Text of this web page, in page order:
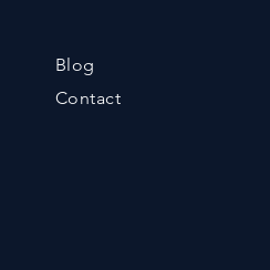
Blog
Contact